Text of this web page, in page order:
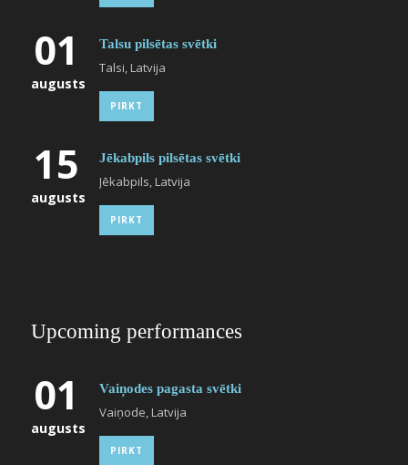
01
augusts
Talsu pilsētas svētki
Talsi, Latvija
PIRKT
15
augusts
Jēkabpils pilsētas svētki
Jēkabpils, Latvija
PIRKT
Upcoming performances
01
augusts
Vaiņodes pagasta svētki
Vaiņode, Latvija
PIRKT